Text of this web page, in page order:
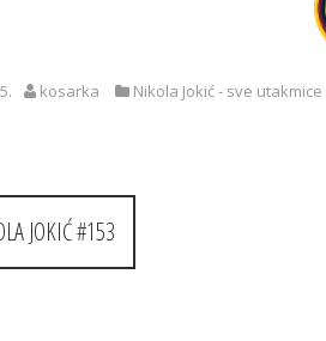
kosarka Nikola Jokić - sve utakmice
JOKIĆ #153